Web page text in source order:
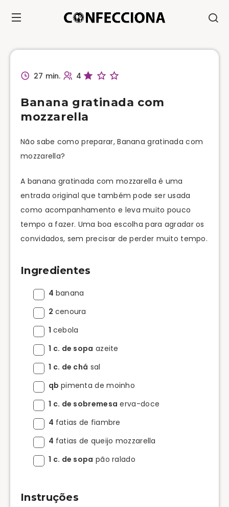
27 min. 4
Banana gratinada com
mozzarella
Não sabe como preparar, Banana gratinada com
mozzarella?
A banana gratinada com mozzarella é uma
entrada original que também pode ser usada
como acompanhamento e leva muito pouco
tempo a fazer. Uma boa escolha para agradar os
convidados, sem precisar de perder muito tempo.
Ingredientes
4 banana
2 cenoura
1 cebola
1 c. de sopa azeite
1 c. de chá sal
qb pimenta de moinho
1 c. de sobremesa erva-doce
4 fatias de fiambre
4 fatias de queijo mozzarella
1 c. de sopa pão ralado
Instruções